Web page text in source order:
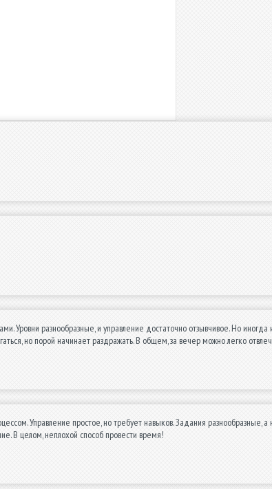
Уровни разнообразные, и управление достаточно отзывчивое. Но
но порой начинает раздражать. В общем, за вечер можно легко
Управление простое, но требует навыков. Задания разнообразные,
В целом, неплохой способ провести время!